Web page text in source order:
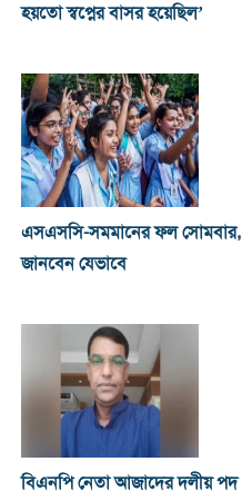
হয়তো স্বপ্নের বাসর হয়েছিল’
এসএসসি-সমমানের ফল সোমবার,
জানবেন যেভাবে
বিএনপি নেতা আজাদের দলীয় পদ